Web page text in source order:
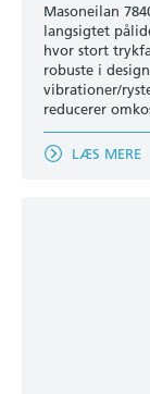
Masoneilan
langsigtet
hvor stort
robuste i
vibrationer/
reducerer
LÆS MERE